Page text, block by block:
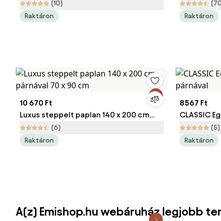
párnával és kispárnával 40 x 50 cm
(10)
Raktáron
200x220
Raktáron
10 670 Ft
Luxus steppelt paplan 140 x 200 cm
párnával 70 x 90 cm
(6)
Raktáron
8567 Ft
CLASSIC
párnával (5)
Raktáron
A(z) Emishop.hu webáruház legjobb